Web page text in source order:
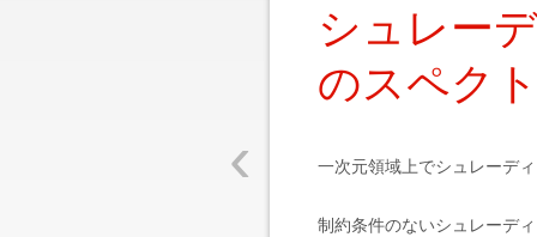
‹
シュレー
のスペク
一次元領域上でシュレーデ
制約条件のないシュレーデ